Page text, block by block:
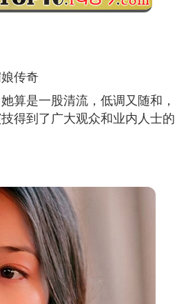
传奇
算是一股清流，低调又随和，
得到了广大观众和业内人士的